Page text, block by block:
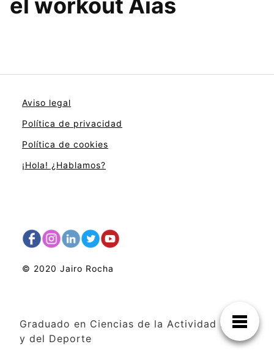
el workout Aias
Aviso legal
Política de privacidad
Política de cookies
¡Hola! ¿Hablamos?
© 2020 Jairo Rocha
Graduado en Ciencias de la Actividad Física
y del Deporte